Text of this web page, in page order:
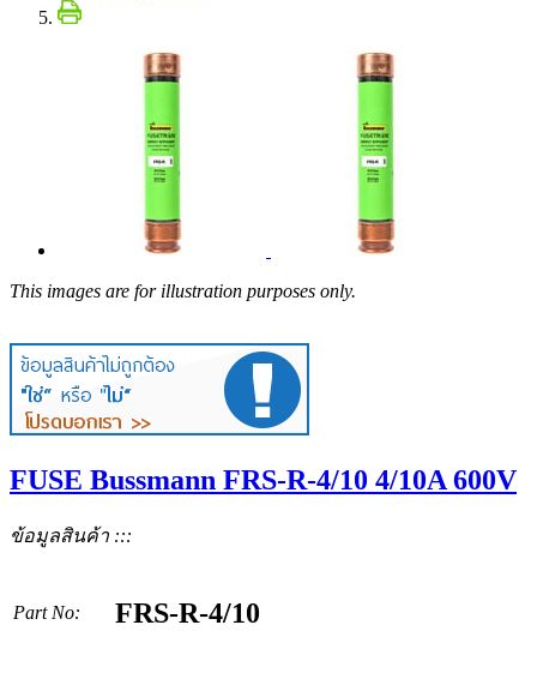
This images are for illustration purposes only.
FUSE Bussmann FRS-R-4/10 4/10A 600V
ข้อมูลสินค้า :::
Part No: FRS-R-4/10